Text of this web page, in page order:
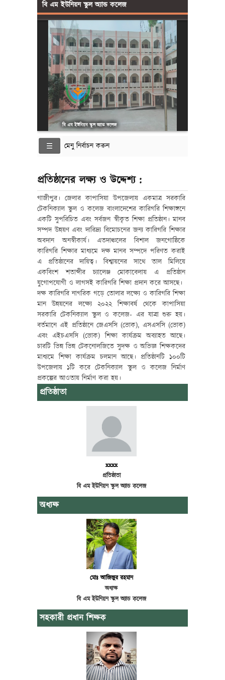
বি এম ইউনিয়ন স্কুল অ্যান্ড কলেজ
বি এম ইউনিয়ন স্কুল অ্যান্ড কলেজ
মেনু নির্বাচন করুন
প্রতিষ্ঠানের লক্ষ্য ও উদ্দেশ্য :
গাজীপুর। জেলার কাপাসিয়া উপজেলায় একমাত্র সরকারি
টেকনিক্যাল স্কুল ও কলেজ বাংলাদেশের কারিগরি শিক্ষাঙ্গনে
একটি সুপরিচিত এবং সর্বজন স্বীকৃত শিক্ষা প্রতিষ্ঠান। মানব
সম্পদ উন্নয়ণ এবং দারিদ্র্য বিমোচনের জন্য কারিগরি শিক্ষার
অবদান অনস্বীকার্য। এতদাঞ্চলের বিশাল জনগোষ্ঠিকে
কারিগরি শিক্ষার মাধ্যমে দক্ষ মানব সম্পদে পরিণত করাই
এ প্রতিষ্ঠানের দায়িত্ব। বিশ্বায়নের সাথে তাল মিলিয়ে
একবিংশ শতাব্দীর চ্যালেঞ্জ মোকাবেলায় এ প্রতিষ্ঠান
যুগোপযোগী ও লাগসই কারিগরি শিক্ষা প্রদান করে আসছে।
দক্ষ কারিগরি নাগরিক গড়ে তোলার লক্ষ্যে ও কারিগরি শিক্ষা
মান উন্নয়নের লক্ষ্যে ২০২২ শিক্ষাবর্ষ থেকে কাপাসিয়া
সরকারি টেকনিক্যাল স্কুল ও কলেজ- এর যাত্রা শুরু হয়।
বর্তমানে এই প্রতিষ্ঠানে জেএসসি (ভোক), এসএসসি (ভোক)
এবং এইচএসসি (ভোক) শিক্ষা কার্যক্রম অব্যাহত আছে।
চারটি ভিন্ন ভিন্ন টেকনোলজিতে সুদক্ষ ও অভিজ্ঞ শিক্ষকদের
মাধ্যমে শিক্ষা কার্যক্রম চলমান আছে। প্রতিষ্ঠানটি ১০০টি
উপজেলায় ১টি করে টেকনিক্যাল স্কুল ও কলেজ নির্মাণ
প্রকল্পের আওতায় নির্মাণ করা হয়।
প্রতিষ্ঠাতা
xxxx
প্রতিষ্ঠাতা
বি এম ইউনিয়ন স্কুল অ্যান্ড কলেজ
অধ্যক্ষ
মোঃ আজিজুর রহমান
অধ্যক্ষ
বি এম ইউনিয়ন স্কুল অ্যান্ড কলেজ
সহকারী প্রধান শিক্ষক